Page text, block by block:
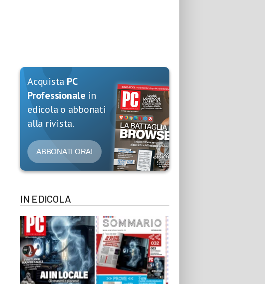
Acquista PC
Professionale in
edicola o abbonati
alla rivista.
ABBONATI ORA!
IN EDICOLA